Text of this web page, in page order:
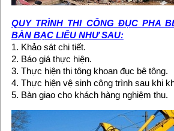
QUY TRÌNH THI CÔNG ĐỤC PHA
BÀN BẠC LIÊU NHƯ SAU:
1. Khảo sát chi tiết.
2. Báo giá thực hiện.
3. Thực hiện thi tông khoan đục bê tông.
4. Thực hiện vệ sinh công trình sau khi
5. Bàn giao cho khách hàng nghiệm thu.